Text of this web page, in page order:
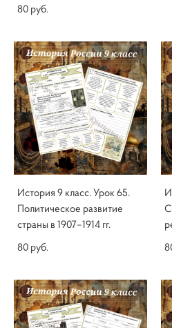
80 pуб.
История 9 класс. Урок 65.
Политическое развитие
страны в 1907–1914 гг.
80 pуб.